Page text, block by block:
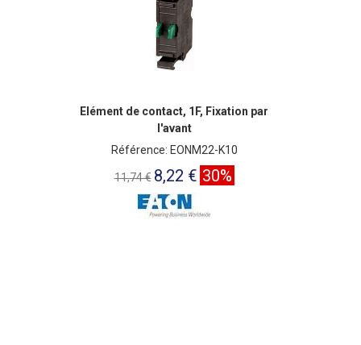
Elément de contact, 1F, Fixation par
l'avant
Référence: EONM22-K10
11,74 € 8,22 € 30%